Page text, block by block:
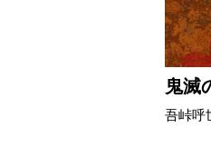
鬼滅
吾峠呼